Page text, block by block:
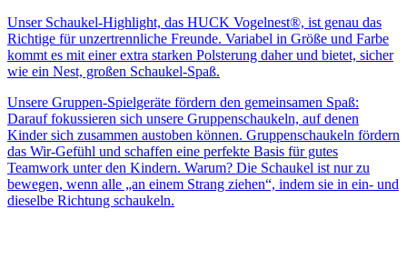
Unser Schaukel-Highlight, das HUCK Vogelnest®, ist genau das
Richtige für unzertrennliche Freunde. Variabel in Größe und Farbe
kommt es mit einer extra starken Polsterung daher und bietet, sicher
wie ein Nest, großen Schaukel-Spaß.
Unsere Gruppen-Spielgeräte fördern den gemeinsamen Spaß:
Darauf fokussieren sich unsere Gruppenschaukeln, auf denen
Kinder sich zusammen austoben können. Gruppenschaukeln fördern
das Wir-Gefühl und schaffen eine perfekte Basis für gutes
Teamwork unter den Kindern. Warum? Die Schaukel ist nur zu
bewegen, wenn alle „an einem Strang ziehen“, indem sie in ein- und
dieselbe Richtung schaukeln.